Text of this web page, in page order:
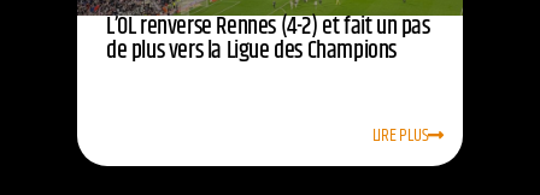
L’OL renverse Rennes (4-2) et fait un pas
de plus vers la Ligue des Champions
LIRE PLUS